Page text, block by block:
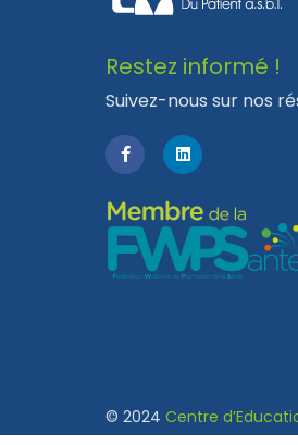
Restez informé !
Suivez-nous sur nos
© 2024 Centre